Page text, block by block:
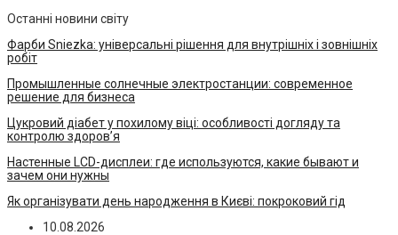
Останні новини світу
Фарби Sniezka: універсальні рішення для внутрішніх і зовнішніх
робіт
Промышленные солнечные электростанции: современное
решение для бизнеса
Цукровий діабет у похилому віці: особливості догляду та
контролю здоров’я
Настенные LCD-дисплеи: где используются, какие бывают и
зачем они нужны
Як організувати день народження в Києві: покроковий гід
10.08.2026